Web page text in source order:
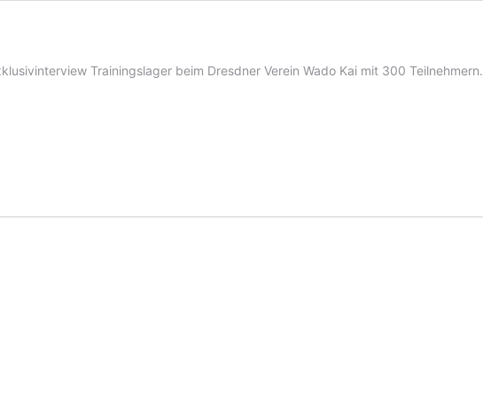
Trainingslager beim Dresdner Verein Wado Kai mit 300 Teilnehmern.